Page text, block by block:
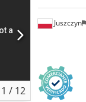
1 / 12
Juszczyn